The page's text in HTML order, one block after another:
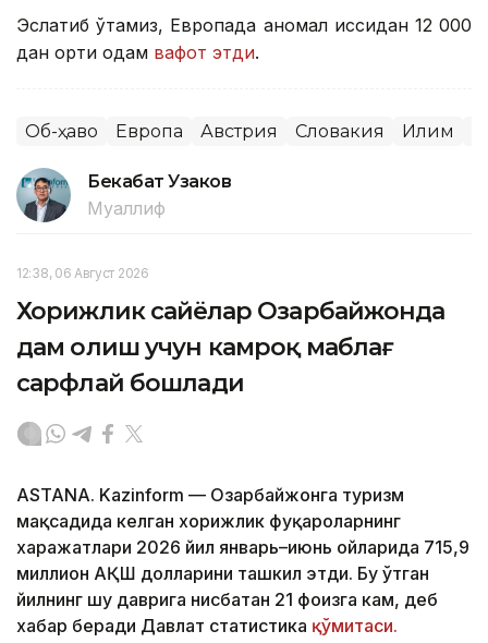
Эслатиб ўтамиз, Европада аномал иссиқдан 12 000
дан ортиқ одам вафот этди.
Об-ҳаво Европа Австрия Словакия Иқлим
Бекабат Узаков
Муаллиф
12:38, 06 Август 2026
Хорижлик сайёҳлар Озарбайжонда
дам олиш учун камроқ маблағ
сарфлай бошлади
ASTANA. Kazinform — Озарбайжонга туризм
мақсадида келган хорижлик фуқароларнинг
харажатлари 2026 йил январь–июнь ойларида 715,9
миллион АҚШ долларини ташкил этди. Бу ўтган
йилнинг шу даврига нисбатан 21 фоизга кам, деб
хабар беради Давлат статистика қўмитаси.